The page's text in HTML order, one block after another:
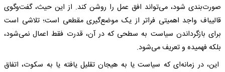
صورت‌بندی شود، می‌تواند افق عمل را روشن کند. از این حیث، گفت‌وگوی
قالیباف واجد اهمیتی فراتر از یک موضع‌گیری مقطعی است؛ تلاشی است
برای بازگرداندن سیاست به سطحی که در آن، قدرت فقط اعمال نمی‌شود،
بلکه فهمیده و تعریف می‌شود.
این، در زمانه‌ای که سیاست یا به هیجان تقلیل یافته یا به سکوت، اتفاق